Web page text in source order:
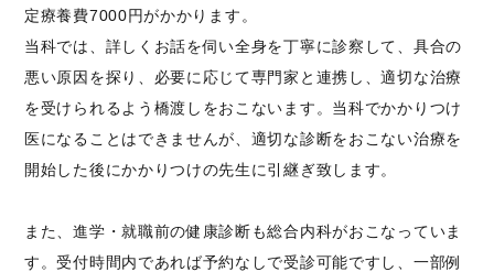
定療養費7000円がかかります。
当科では、詳しくお話を伺い全身を丁寧に診察して、具合の
悪い原因を探り、必要に応じて専門家と連携し、適切な治療
を受けられるよう橋渡しをおこないます。当科でかかりつけ
医になることはできませんが、適切な診断をおこない治療を
開始した後にかかりつけの先生に引継ぎ致します。
また、進学・就職前の健康診断も総合内科がおこなっていま
す。受付時間内であれば予約なしで受診可能ですし、一部例